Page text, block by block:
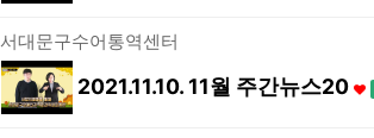
서대문구수어통역센터
2021.11.10. 11월 주간뉴스20